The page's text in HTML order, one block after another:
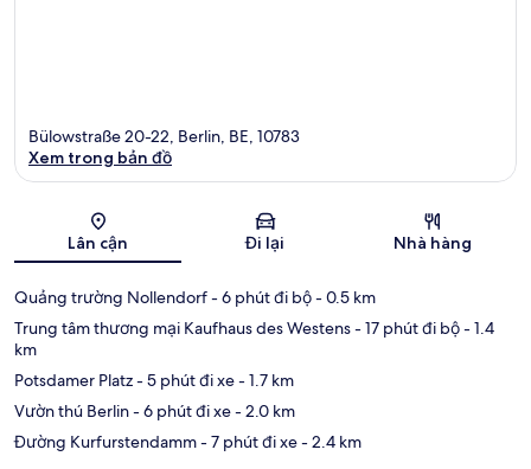
Bản đồ
Bülowstraße 20-22, Berlin, BE, 10783
Xem trong bản đồ
Lân cận Đi lại Nhà hàng
Quảng trường Nollendorf- 6 phút đi bộ- 0.5 km
Trung tâm thương mại Kaufhaus des Westens- 17 phút đi bộ- 1.4
km
Potsdamer Platz- 5 phút đi xe- 1.7 km
Vườn thú Berlin- 6 phút đi xe- 2.0 km
Đường Kurfurstendamm- 7 phút đi xe- 2.4 km